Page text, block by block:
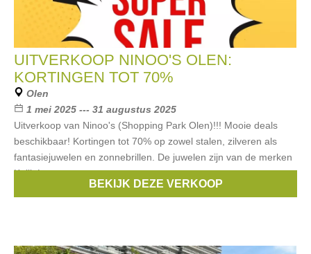
UITVERKOOP NINOO'S OLEN:
KORTINGEN TOT 70%
Olen
1 mei 2025 --- 31 augustus 2025
Uitverkoop van Ninoo's (Shopping Park Olen)!!! Mooie deals
beschikbaar! Kortingen tot 70% op zowel stalen, zilveren als
fantasiejuwelen en zonnebrillen. De juwelen zijn van de merken
Kalli, Lotus,
Calvin Klein, Biba,Clayre & Eef,
BEKIJK DEZE VERKOOP